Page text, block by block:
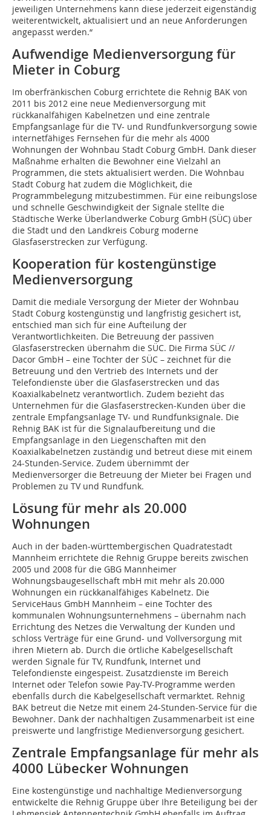
jeweiligen Unternehmens kann diese jederzeit eigenständig
weiterentwickelt, aktualisiert und an neue Anforderungen
angepasst werden.“
Aufwendige Medienversorgung für
Mieter in Coburg
Im oberfränkischen Coburg errichtete die Rehnig BAK von
2011 bis 2012 eine neue Medienversorgung mit
rückkanalfähigen Kabelnetzen und eine zentrale
Empfangsanlage für die TV- und Rundfunkversorgung sowie
internetfähiges Fernsehen für die mehr als 4000
Wohnungen der Wohnbau Stadt Coburg GmbH. Dank dieser
Maßnahme erhalten die Bewohner eine Vielzahl an
Programmen, die stets aktualisiert werden. Die Wohnbau
Stadt Coburg hat zudem die Möglichkeit, die
Programmbelegung mitzubestimmen. Für eine reibungslose
und schnelle Geschwindigkeit der Signale stellte die
Städtische Werke Überlandwerke Coburg GmbH (SÜC) über
die Stadt und den Landkreis Coburg moderne
Glasfaserstrecken zur Verfügung.
Kooperation für kostengünstige
Medienversorgung
Damit die mediale Versorgung der Mieter der Wohnbau
Stadt Coburg kostengünstig und langfristig gesichert ist,
entschied man sich für eine Aufteilung der
Verantwortlichkeiten. Die Betreuung der passiven
Glasfaserstrecken übernahm die SÜC. Die Firma SÜC //
Dacor GmbH – eine Tochter der SÜC – zeichnet für die
Betreuung und den Vertrieb des Internets und der
Telefondienste über die Glasfaserstrecken und das
Koaxialkabelnetz verantwortlich. Zudem bezieht das
Unternehmen für die Glasfaserstrecken-Kunden über die
zentrale Empfangsanlage TV- und Rundfunksignale. Die
Rehnig BAK ist für die Signalaufbereitung und die
Empfangsanlage in den Liegenschaften mit den
Koaxialkabelnetzen zuständig und betreut diese mit einem
24-Stunden-Service. Zudem übernimmt der
Medienversorger die Betreuung der Mieter bei Fragen und
Problemen zu TV und Rundfunk.
Lösung für mehr als 20.000
Wohnungen
Auch in der baden-württembergischen Quadratestadt
Mannheim errichtete die Rehnig Gruppe bereits zwischen
2005 und 2008 für die GBG Mannheimer
Wohnungsbaugesellschaft mbH mit mehr als 20.000
Wohnungen ein rückkanalfähiges Kabelnetz. Die
ServiceHaus GmbH Mannheim – eine Tochter des
kommunalen Wohnungsunternehmens – übernahm nach
Errichtung des Netzes die Verwaltung der Kunden und
schloss Verträge für eine Grund- und Vollversorgung mit
ihren Mietern ab. Durch die örtliche Kabelgesellschaft
werden Signale für TV, Rundfunk, Internet und
Telefondienste eingespeist. Zusatzdienste im Bereich
Internet oder Telefon sowie Pay-TV-Programme werden
ebenfalls durch die Kabelgesellschaft vermarktet. Rehnig
BAK betreut die Netze mit einem 24-Stunden-Service für die
Bewohner. Dank der nachhaltigen Zusammenarbeit ist eine
preiswerte und langfristige Medienversorgung gesichert.
Zentrale Empfangsanlage für mehr als
4000 Lübecker Wohnungen
Eine kostengünstige und nachhaltige Medienversorgung
entwickelte die Rehnig Gruppe über Ihre Beteiligung bei der